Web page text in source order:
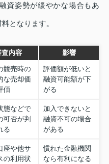
資姿勢が緩やかな場合もあ
となります。
査内容 影響
競売時の
な売却価
価
評価額が低いと
融資可能額が下
がる
態などで
可否が判
る
加入できないと
融資不可の場合
がある
座や他サ
の利用状
慣れた金融機関
なら有利になる